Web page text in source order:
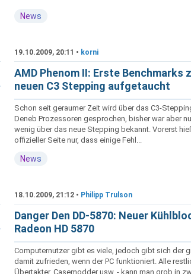
News
19.10.2009, 20:11 • korni
AMD Phenom II: Erste Benchmarks
neuen C3 Stepping aufgetaucht
Schon seit geraumer Zeit wird über das C3-
Deneb Prozessoren gesprochen, bisher war aber
wenig über das neue Stepping bekannt. Vorerst
offizieller Seite nur, dass einige Fehl...
News
18.10.2009, 21:12 • Philipp Trulson
Danger Den DD-5870: Neuer
Radeon HD 5870
Computernutzer gibt es viele, jedoch gibt sich der
damit zufrieden, wenn der PC funktioniert. Alle
Übertakter, Casemodder usw. - kann man grob in